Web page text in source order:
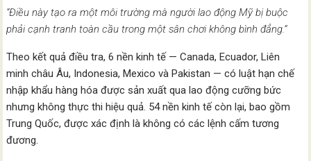
“Điều này tạo ra một môi trường mà người lao động Mỹ bị buộc
phải cạnh tranh toàn cầu trong một sân chơi không bình đẳng.”
Theo kết quả điều tra, 6 nền kinh tế — Canada, Ecuador, Liên
minh châu Âu, Indonesia, Mexico và Pakistan — có luật hạn chế
nhập khẩu hàng hóa được sản xuất qua lao động cưỡng bức
nhưng không thực thi hiệu quả. 54 nền kinh tế còn lại, bao gồm
Trung Quốc, được xác định là không có các lệnh cấm tương
đương.